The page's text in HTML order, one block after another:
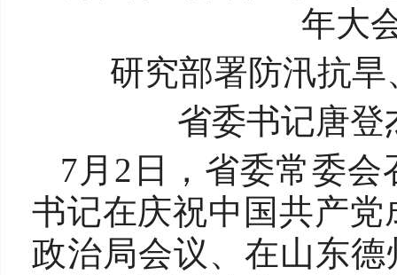
年大
研究部署防汛抗
省委书记唐
7月2日，省委常委
书记在庆祝中国共产党
政治局会议、在山东